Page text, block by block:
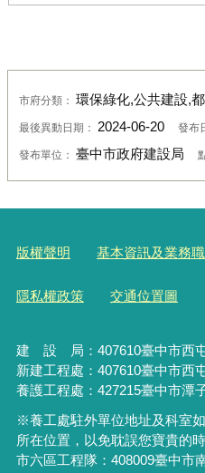
市府分類： 環保綠化,公共建設,
最後異動日期： 2024-06-20 發布
發布單位： 臺中市政府建設局
版權聲明 基本資訊及業務
隱私權政策 交通位置圖
建 設 局： 407610臺中市西
新建工程處：407610臺中市西
養護工程處：427215臺中市潭
※養工處駐外單位地址及科室
所在位置，以免耽誤您寶貴的
市六區工程隊：408009臺中市